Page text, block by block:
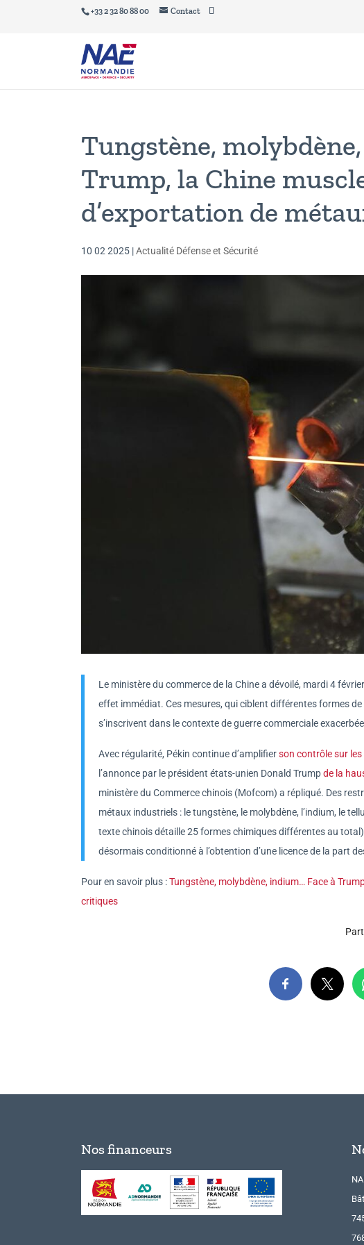
+33 2 32 80 88 00 Contact
Tungstène,
Trump, la Chine
d’exportation de
10 02 2025 |Actualité Défense et Sécurité
Le ministère du commerce de la Chine a dévoilé, mardi 4
effet immédiat. Ces mesures, qui ciblent différentes formes
s’inscrivent dans le contexte de guerre commerciale
Avec régularité, Pékin continue d’amplifierson contrôle sur
l’annonce par le président états-unien Donald Trumpde la
ministère du Commerce chinois (Mofcom) a répliqué. Des
métaux industriels : le tungstène, le molybdène, l’indium, le
texte chinois détaille 25 formes chimiques différentes au
désormais conditionné à l’obtention d’une licence de la part
Pour en savoir plus :Tungstène, molybdène, indium… Face à
critiques
Nos financeurs